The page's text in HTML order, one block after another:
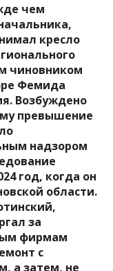
чем
кресло
чиновником
Фемида
Возбуждено
превышение
надзором
год, когда он
области.
за
фирмам
с
а затем, не